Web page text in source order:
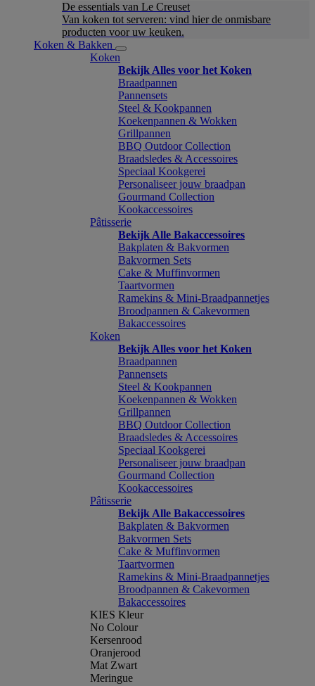
De essentials van Le Creuset
Van koken tot serveren: vind hier de onmisbare
producten voor uw keuken.
Koken & Bakken
Koken
Bekijk Alles voor het Koken
Braadpannen
Pannensets
Steel & Kookpannen
Koekenpannen & Wokken
Grillpannen
BBQ Outdoor Collection
Braadsledes & Accessoires
Speciaal Kookgerei
Personaliseer jouw braadpan
Gourmand Collection
Kookaccessoires
Pâtisserie
Bekijk Alle Bakaccessoires
Bakplaten & Bakvormen
Bakvormen Sets
Cake & Muffinvormen
Taartvormen
Ramekins & Mini-Braadpannetjes
Broodpannen & Cakevormen
Bakaccessoires
Koken
Bekijk Alles voor het Koken
Braadpannen
Pannensets
Steel & Kookpannen
Koekenpannen & Wokken
Grillpannen
BBQ Outdoor Collection
Braadsledes & Accessoires
Speciaal Kookgerei
Personaliseer jouw braadpan
Gourmand Collection
Kookaccessoires
Pâtisserie
Bekijk Alle Bakaccessoires
Bakplaten & Bakvormen
Bakvormen Sets
Cake & Muffinvormen
Taartvormen
Ramekins & Mini-Braadpannetjes
Broodpannen & Cakevormen
Bakaccessoires
KIES Kleur
No Colour
Kersenrood
Oranjerood
Mat Zwart
Meringue